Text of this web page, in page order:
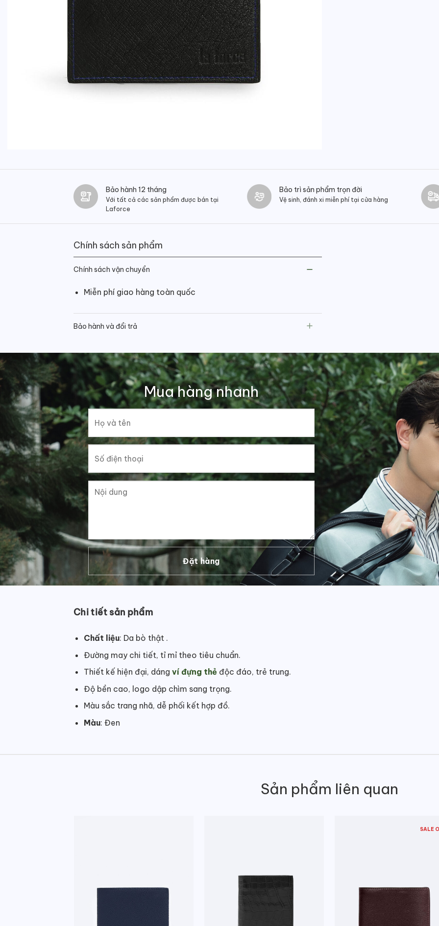
Bảo hành 12 tháng
Với tất cả các sản phẩm được bán tại
Laforce
Bảo trì sản phẩm trọn đời
Vệ sinh, đánh xi miễn phí tại cửa hàng
Chính sách sản phẩm
Chính sách vận chuyển
Miễn phí giao hàng toàn quốc
Bảo hành và đổi trả
Mua hàng nhanh
Chi tiết sản phẩm
Chất liệu: Da bò thật .
Đường may chi tiết, tỉ mỉ theo tiêu chuẩn.
Thiết kế hiện đại, dáng ví đựng thẻ độc đáo, trẻ trung.
Độ bền cao, logo dập chìm sang trọng.
Màu sắc trang nhã, dễ phối kết hợp đồ.
Màu: Đen
Sản phẩm liên quan
SALE